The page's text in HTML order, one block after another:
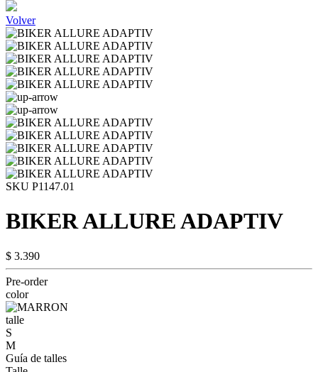
Volver
SKU P1147.01
BIKER ALLURE ADAPTIV
$ 3.390
Pre-order
color
talle
S
M
Guía de talles